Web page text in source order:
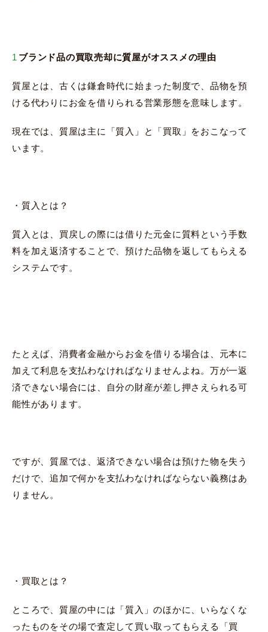
ブランド品の買取売却に質屋がオススメの理由
質屋とは、古くは鎌倉時代に始まった制度で、品物を預
ける代わりにお金を借りられる営業形態を意味します。
現在では、質屋は主に「質入」と「買取」をおこなって
います。
・質入とは？
質入とは、買戻しの際には借りた元金に質料という手数
料を加え返済することで、預けた品物を返してもらえる
システムです。
たとえば、消費者金融からお金を借りる場合は、元本に
加えて利息を支払わなければなりませんよね。万が一返
済できない場合には、自分の財産が差し押さえられる可
能性があります。
ですが、質屋では、返済できない場合は預けた物を失う
だけで、追加で何かを支払わなければならない義務はあ
りません。
・買取とは？
ところで、質屋の中には「質入」のほかに、いらなくな
ったものをその場で査定して買い取ってもらえる「買